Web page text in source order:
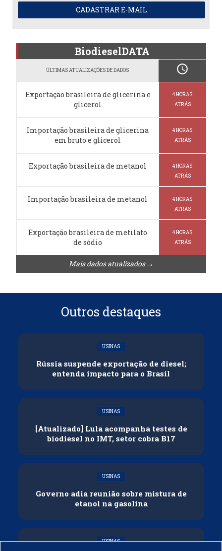
CADASTRAR E-MAIL
BiodieselDATA
ÚLTIMAS ATUALIZAÇÕES DE DADOS schedule
Exportação brasileira de glicerina e
glicerol
4 HORAS
ATRÁS
Importação brasileira de glicerina
em bruto e glicerol
4 HORAS
ATRÁS
Exportação brasileira de metanol
4 HORAS
ATRÁS
Importação brasileira de metanol
4 HORAS
ATRÁS
Exportação brasileira de metilato
de sódio
4 HORAS
ATRÁS
Mais dados atualizados →
Outros destaques
USINAS
Rússia suspende exportação de diesel;
entenda impacto para o Brasil
USINAS
[Atualizado] Lula acompanha testes de
biodiesel no IMT, setor cobra B17
USINAS
Governo adia reunião sobre mistura de
etanol na gasolina
USINAS